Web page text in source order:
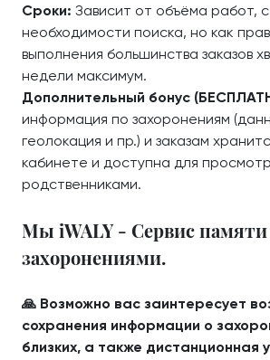
Сроки: Зависит от объёма работ,
необходимости поиска, но как
выполнения большинства заказов
недели максимум.
Дополнительный бонус
информация по захоронениям
геолокация и пр.) и заказам
кабинете и доступна для
родственниками.
Мы iWALY - Сервис памяти
захоронениями.
🙏 Возможно вас заинтересует
сохранения информации о
близких, а также дистанционная